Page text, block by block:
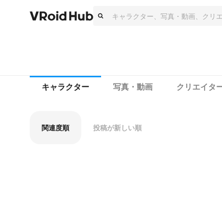
キャラクター 写真・動画 クリエイタ
関連度順 投稿が新しい順